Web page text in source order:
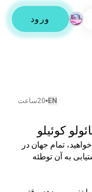
ورود
EN 20ساعت
کوئیلو